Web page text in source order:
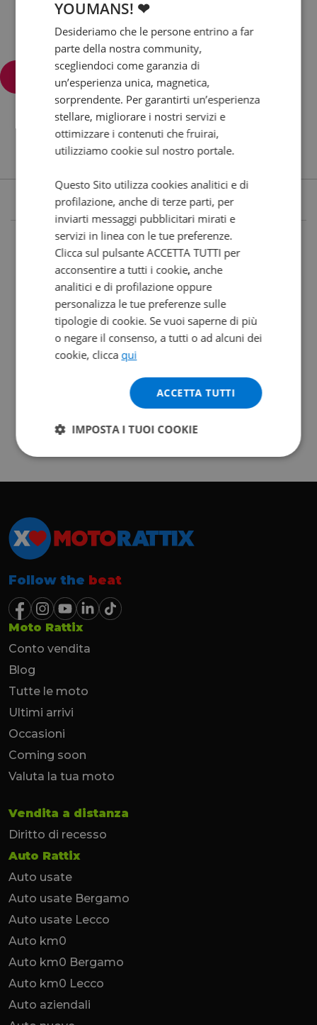
Filtra e ordina
Follow the beat
Moto Rattix
Conto vendita
Blog
Tutte le moto
Ultimi arrivi
Occasioni
Coming soon
Valuta la tua moto
Vendita a distanza
Diritto di recesso
Auto Rattix
Auto usate
Auto usate Bergamo
Auto usate Lecco
Auto km0
Auto km0 Bergamo
Auto km0 Lecco
Auto aziendali
YOUMANS! ❤
Desideriamo che le persone entrino a far
parte della nostra community,
scegliendoci come garanzia di
un’esperienza unica, magnetica,
sorprendente. Per garantirti un’esperienza
stellare, migliorare i nostri servizi e
ottimizzare i contenuti che fruirai,
utilizziamo cookie sul nostro portale.
Questo Sito utilizza cookies analitici e di
profilazione, anche di terze parti, per
inviarti messaggi pubblicitari mirati e
servizi in linea con le tue preferenze.
Clicca sul pulsante ACCETTA TUTTI per
acconsentire a tutti i cookie, anche
analitici e di profilazione oppure
personalizza le tue preferenze sulle
tipologie di cookie. Se vuoi saperne di più
o negare il consenso, a tutti o ad alcuni dei
cookie, clicca qui
ACCETTA TUTTI
IMPOSTA I TUOI COOKIE